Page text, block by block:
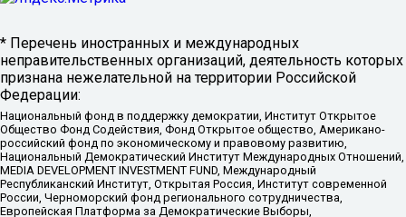
* Перечень иностранных и международных
неправительственных организаций, деятельность которых
признана нежелательной на территории Российской
Федерации:
Национальный фонд в поддержку демократии, Институт Открытое
Общество Фонд Содействия, Фонд Открытое общество, Американо-
российский фонд по экономическому и правовому развитию,
Национальный Демократический Институт Международных Отношений,
MEDIA DEVELOPMENT INVESTMENT FUND, Международный
Республиканский Институт, Открытая Россия, Институт современной
России, Черноморский фонд регионального сотрудничества,
Европейская Платформа за Демократические Выборы,